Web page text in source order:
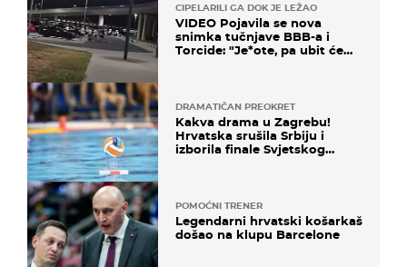
CIPELARILI GA DOK JE LEŽAO
VIDEO Pojavila se nova
snimka tučnjave BBB-a i
Torcide: "Je*ote, pa ubit će
DRAMATIČAN PREOKRET
Kakva drama u Zagrebu!
Hrvatska srušila Srbiju i
izborila finale Svjetskog
POMOĆNI TRENER
Legendarni hrvatski košarkaš
došao na klupu Barcelone